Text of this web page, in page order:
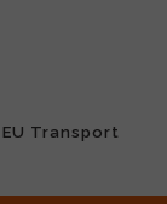
EU Transport